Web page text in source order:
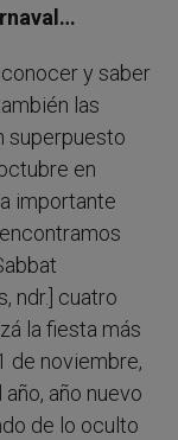
y saber
las
superpuesto
en
importante
ndr.] cuatro
la fiesta más
de noviembre,
año nuevo
de lo oculto